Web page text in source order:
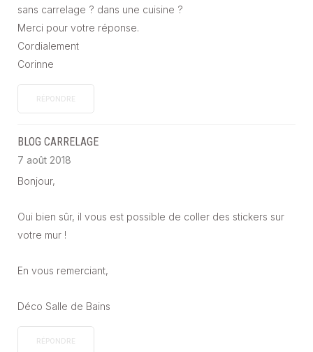
RÉPONDRE
sans carrelage ? dans une cuisine ?
Merci pour votre réponse.
Cordialement
Corinne
RÉPONDRE
BLOG CARRELAGE
7 août 2018
Bonjour,
Oui bien sûr, il vous est possible de coller des stickers sur
votre mur !
En vous remerciant,
Déco Salle de Bains